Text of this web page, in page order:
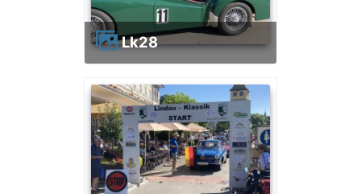
lk28